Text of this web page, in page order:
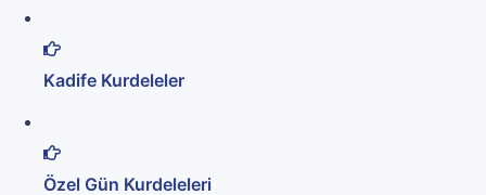
Kadife Kurdeleler
Özel Gün Kurdeleleri